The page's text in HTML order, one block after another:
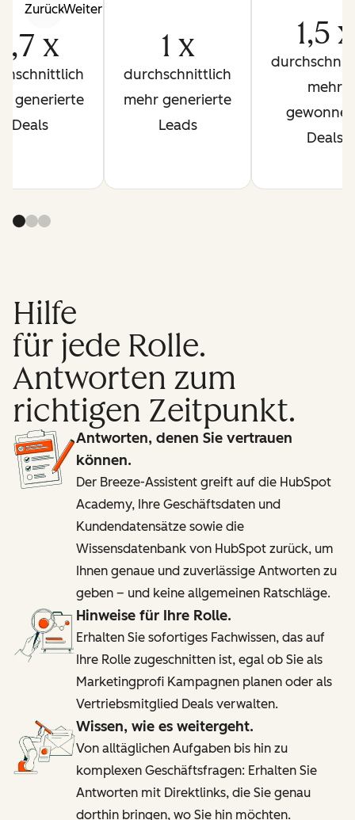
ZurückWeiter
1,7 x
generierte
Deals
1 x
durchschnittlich
mehr generierte
Leads
1,5 x
mehr
Deals
Hilfe
für jede Rolle.
Antworten zum
richtigen Zeitpunkt.
Antworten, denen Sie vertrauen
können.
Der Breeze-Assistent greift auf die HubSpot
Academy, Ihre Geschäftsdaten und
Kundendatensätze sowie die
Wissensdatenbank von HubSpot zurück, um
Ihnen genaue und zuverlässige Antworten zu
geben – und keine allgemeinen Ratschläge.
Hinweise für Ihre Rolle.
Erhalten Sie sofortiges Fachwissen, das auf
Ihre Rolle zugeschnitten ist, egal ob Sie als
Marketingprofi Kampagnen planen oder als
Vertriebsmitglied Deals verwalten.
Wissen, wie es weitergeht.
Von alltäglichen Aufgaben bis hin zu
komplexen Geschäftsfragen: Erhalten Sie
Antworten mit Direktlinks, die Sie genau
dorthin bringen, wo Sie hin möchten.